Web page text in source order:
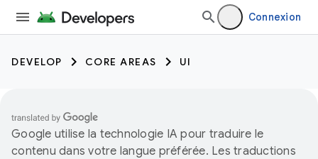
Connexion
DEVELOP CORE AREAS UI
Google utilise la technologie IA pour traduire le
contenu dans votre langue préférée. Les traductions